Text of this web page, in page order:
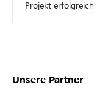
Projekt erfolgreich
Unsere Partner